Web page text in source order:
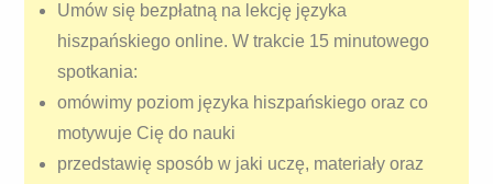
Umów się bezpłatną na lekcję języka
hiszpańskiego online. W trakcie 15 minutowego
spotkania:
omówimy poziom języka hiszpańskiego oraz co
motywuje Cię do nauki
przedstawię sposób w jaki uczę, materiały oraz